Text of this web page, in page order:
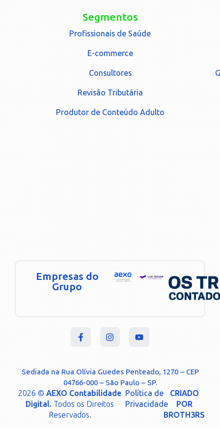
Segmentos
Profissionais de Saúde
E-commerce
Consultores
Revisão Tributária
Produtor de Conteúdo Adulto
Empresas do
Grupo
Sediada na Rua Olívia Guedes Penteado, 1270 – CEP
04766-000 – São Paulo – SP.
2026 ©AEXO Contabilidade
Digital. Todos os Direitos
Reservados.
Política de
Privacidade
CRIADO
POR
BROTH3RS